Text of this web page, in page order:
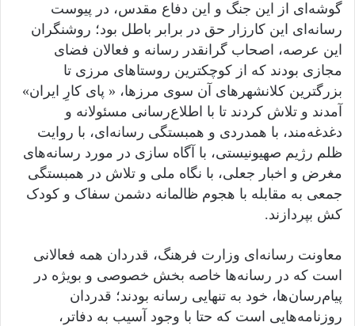
گوشه‌ای از این جنگ و این دفاع مقدس، در پیوست
رسانه‌ای این کارزار حق در برابر باطل بود؛ روشنگران
این عرصه، اصحاب گرانقدر رسانه و فعالان فضای
مجازی بودند که از کوچکترین روستاهای مرزی تا
بزرگترین کلانشهرهای آن سوی مرزها، « پای کارِ ایران»
آمدند و تلاش کردند تا با اطلاع‌رسانی مسئولانه و
دغدغه‌مند، با همدردی و همبستگی رسانه‌ای، با روایت
ظلم رژیم صهیونیستی، با آگاه سازی در مورد رسانه‌های
مغرض و اخبار جعلی، با نگاه ملی و تلاش در همبستگی
جمعی به مقابله با هجوم ظالمانه دشمن سفاک و کودک
کش بپردازند.
معاونت رسانه‌ای وزارت فرهنگ، قدردان همه فعالانی
است که در رسانه‌ها خاصه بخش خصوصی و بویژه در
پیام‌رسان‌ها، خود به تنهایی رسانه بودند؛ قدردان
روزنامه‌هایی است که حتا با وجود آسیب به دفاتر،